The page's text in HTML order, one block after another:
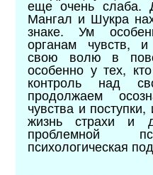
еще очень слаба.
Мангал и Шукра
знаке. Ум
органам чувств, и
свою волю в
особенно у тех,
контроль над
продолжаем
чувства и
жизнь страхи и
проблемной
психологическая